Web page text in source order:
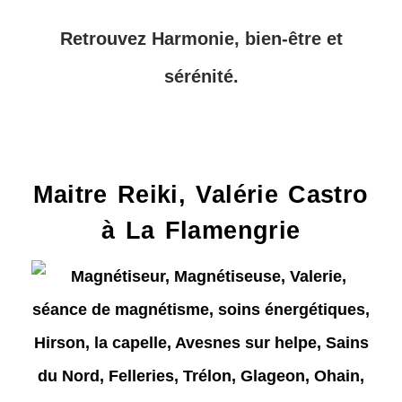
Retrouvez Harmonie, bien-être et
sérénité.
Maitre Reiki, Valérie Castro
à La Flamengrie